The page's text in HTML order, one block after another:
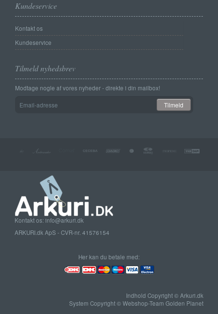
Kundeservice
Kontakt os
Kundeservice
Tilmeld nyhedsbrev
Modtage nogle af vores nyheder - direkte i din mailbox!
adresse
Tilmeld
Kontakt os: info@arkuri.dk
ARKURI.dk ApS - CVR-nr. 41576154
Her kan du betale med:
Indhold Copyright © Arkuri.dk
System Copyright © Webshop-Team Golden Planet